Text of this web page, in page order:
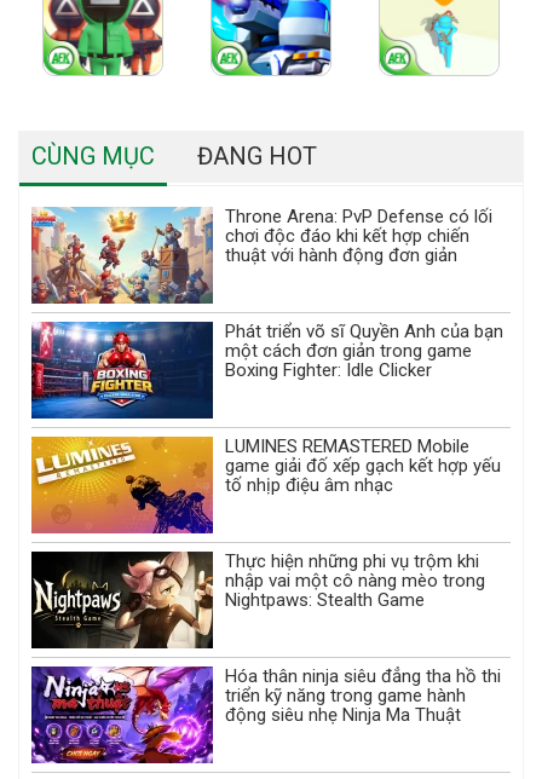
CÙNG MỤC ĐANG HOT
Throne Arena: PvP Defense có lối
chơi độc đáo khi kết hợp chiến
thuật với hành động đơn giản
Phát triển võ sĩ Quyền Anh của bạn
một cách đơn giản trong game
Boxing Fighter: Idle Clicker
LUMINES REMASTERED Mobile
game giải đố xếp gạch kết hợp yếu
tố nhịp điệu âm nhạc
Thực hiện những phi vụ trộm khi
nhập vai một cô nàng mèo trong
Nightpaws: Stealth Game
Hóa thân ninja siêu đẳng tha hồ thi
triển kỹ năng trong game hành
động siêu nhẹ Ninja Ma Thuật